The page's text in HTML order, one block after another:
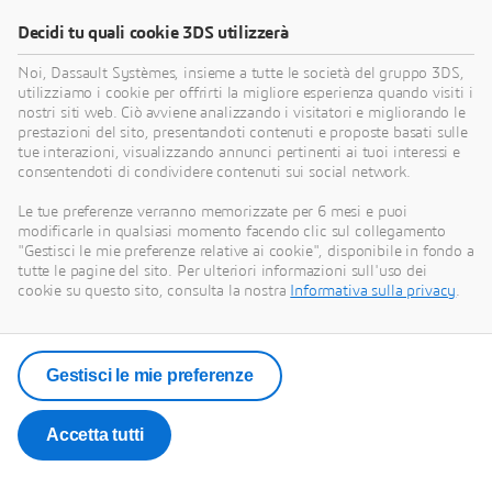
Decidi tu quali cookie 3DS utilizzerà
Noi, Dassault Systèmes, insieme a tutte le società del gruppo 3DS,
utilizziamo i cookie per offrirti la migliore esperienza quando visiti i
nostri siti web. Ciò avviene analizzando i visitatori e migliorando le
prestazioni del sito, presentandoti contenuti e proposte basati sulle
tue interazioni, visualizzando annunci pertinenti ai tuoi interessi e
consentendoti di condividere contenuti sui social network.
Le tue preferenze verranno memorizzate per 6 mesi e puoi
modificarle in qualsiasi momento facendo clic sul collegamento
"Gestisci le mie preferenze relative ai cookie", disponibile in fondo a
tutte le pagine del sito. Per ulteriori informazioni sull'uso dei
cookie su questo sito, consulta la nostra
Informativa sulla privacy.
Accetta tutti
Gestisci le mie preferenze